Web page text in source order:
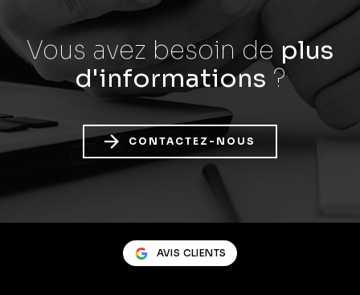
Vous avez besoin de plus
d'informations ?
CONTACTEZ-NOUS
AVIS CLIENTS